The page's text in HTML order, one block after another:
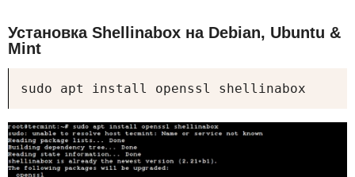
Установка Shellinabox на Debian, Ubuntu &
Mint
sudo apt install openssl shellinabox